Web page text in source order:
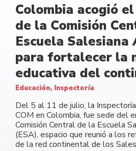
Colombia acogió
de la Comisión
Escuela Salesiana
para fortalecer la
educativa del
Educación, Inspectoría
Del 5 al 11 de julio, la
COM en Colombia, fue sede del
Comisión Central de la Escuela
(ESA), espacio que reunió a los
de la red continental de los